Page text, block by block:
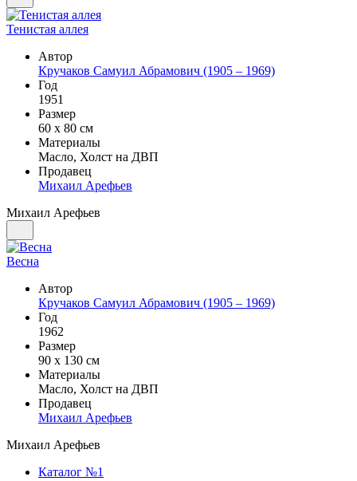
Тенистая аллея
Автор
Кручаков Самуил Абрамович (1905 – 1969)
Год
1951
Размер
60 х 80 см
Материалы
Масло, Холст на ДВП
Продавец
Михаил Арефьев
Михаил Арефьев
Весна
Автор
Кручаков Самуил Абрамович (1905 – 1969)
Год
1962
Размер
90 х 130 см
Материалы
Масло, Холст на ДВП
Продавец
Михаил Арефьев
Михаил Арефьев
Каталог №1